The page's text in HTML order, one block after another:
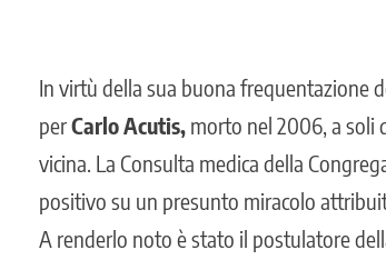
In virtù della sua buona frequentazione
perCarlo Acutis, morto nel 2006, a soli
vicina. La Consulta medica della
positivo su un presunto miracolo
A renderlo noto è stato il postulatore